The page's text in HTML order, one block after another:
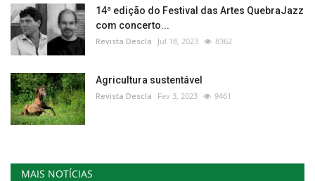
14ª edição do Festival das Artes QuebraJazz
com concerto...
Revista Descla Jul 18, 2023 8362
Agricultura sustentável
Revista Descla Fev 3, 2023 9461
MAIS NOTÍCIAS